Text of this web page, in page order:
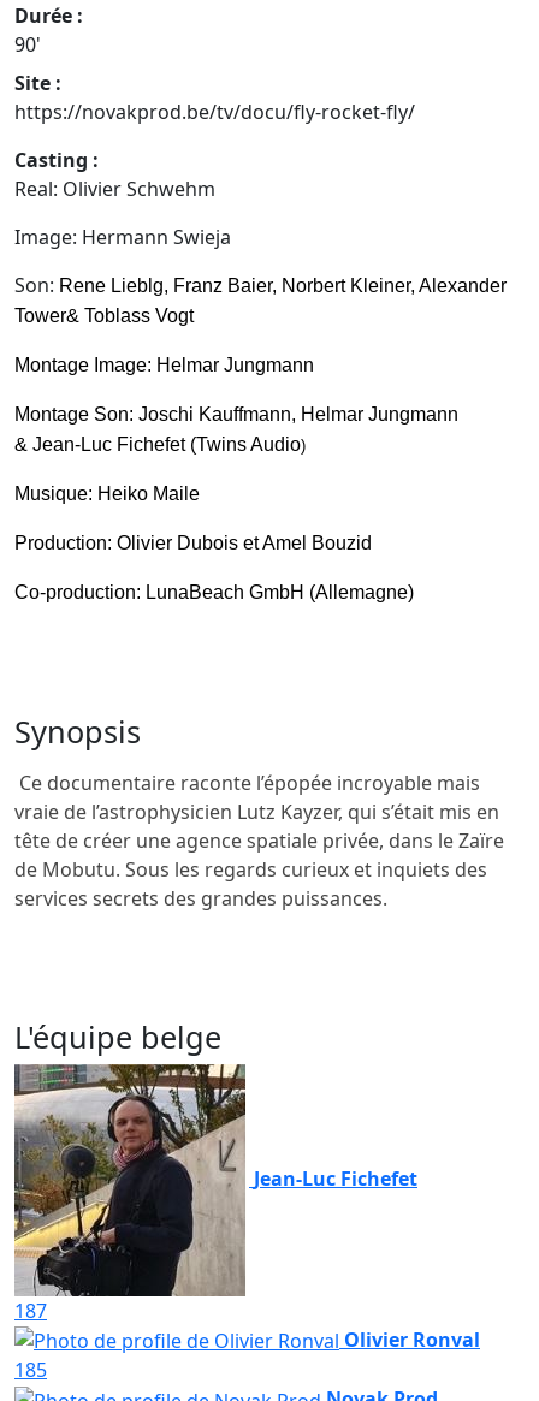
Durée :
90'
Site :
https://novakprod.be/tv/docu/fly-rocket-fly/
Casting :
Real: Olivier Schwehm
Image: Hermann Swieja
Son: Rene Lieblg, Franz Baier, Norbert Kleiner, Alexander
Tower& Toblass Vogt
Montage Image: Helmar Jungmann
Montage Son: Joschi Kauffmann, Helmar Jungmann
& Jean-Luc Fichefet (Twins Audio)
Musique: Heiko Maile
Production: Olivier Dubois et Amel Bouzid
Co-production: LunaBeach GmbH (Allemagne)
Synopsis
Ce documentaire raconte l’épopée incroyable mais
vraie de l’astrophysicien Lutz Kayzer, qui s’était mis en
tête de créer une agence spatiale privée, dans le Zaïre
de Mobutu. Sous les regards curieux et inquiets des
services secrets des grandes puissances.
L'équipe belge
Jean-Luc Fichefet
187
Olivier Ronval
185